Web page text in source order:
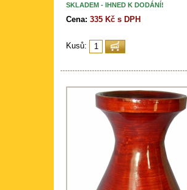
SKLADEM - IHNED K DODÁNÍ!
Cena: 335 Kč s DPH
Kusů: